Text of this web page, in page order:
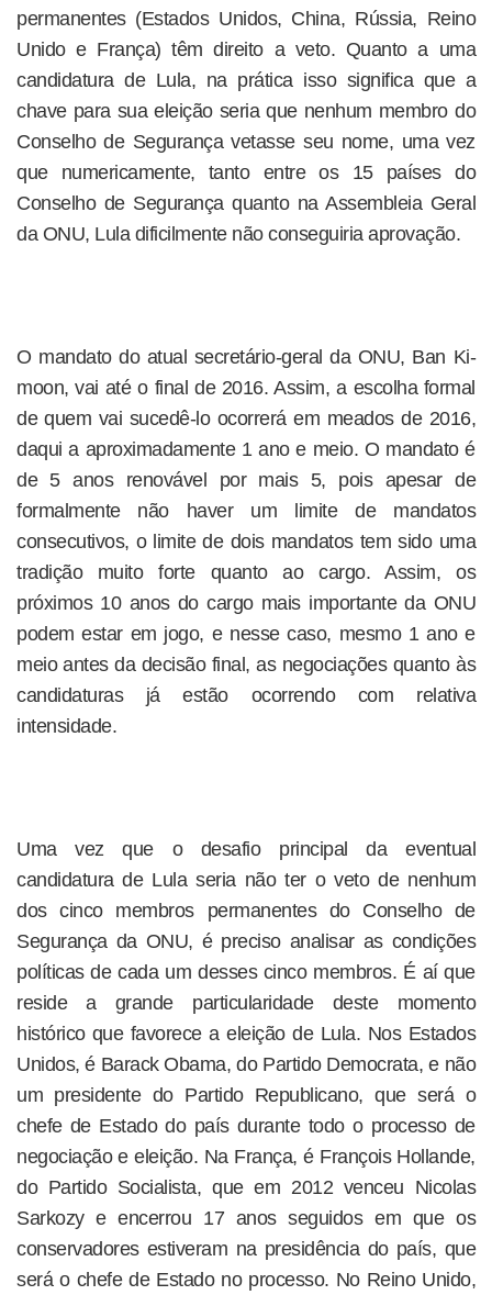
permanentes (Estados Unidos, China, Rússia, Reino
Unido e França) têm direito a veto. Quanto a uma
candidatura de Lula, na prática isso significa que a
chave para sua eleição seria que nenhum membro do
Conselho de Segurança vetasse seu nome, uma vez
que numericamente, tanto entre os 15 países do
Conselho de Segurança quanto na Assembleia Geral
da ONU, Lula dificilmente não conseguiria aprovação.
O mandato do atual secretário-geral da ONU, Ban Ki-
moon, vai até o final de 2016. Assim, a escolha formal
de quem vai sucedê-lo ocorrerá em meados de 2016,
daqui a aproximadamente 1 ano e meio. O mandato é
de 5 anos renovável por mais 5, pois apesar de
formalmente não haver um limite de mandatos
consecutivos, o limite de dois mandatos tem sido uma
tradição muito forte quanto ao cargo. Assim, os
próximos 10 anos do cargo mais importante da ONU
podem estar em jogo, e nesse caso, mesmo 1 ano e
meio antes da decisão final, as negociações quanto às
candidaturas já estão ocorrendo com relativa
intensidade.
Uma vez que o desafio principal da eventual
candidatura de Lula seria não ter o veto de nenhum
dos cinco membros permanentes do Conselho de
Segurança da ONU, é preciso analisar as condições
políticas de cada um desses cinco membros. É aí que
reside a grande particularidade deste momento
histórico que favorece a eleição de Lula. Nos Estados
Unidos, é Barack Obama, do Partido Democrata, e não
um presidente do Partido Republicano, que será o
chefe de Estado do país durante todo o processo de
negociação e eleição. Na França, é François Hollande,
do Partido Socialista, que em 2012 venceu Nicolas
Sarkozy e encerrou 17 anos seguidos em que os
conservadores estiveram na presidência do país, que
será o chefe de Estado no processo. No Reino Unido,